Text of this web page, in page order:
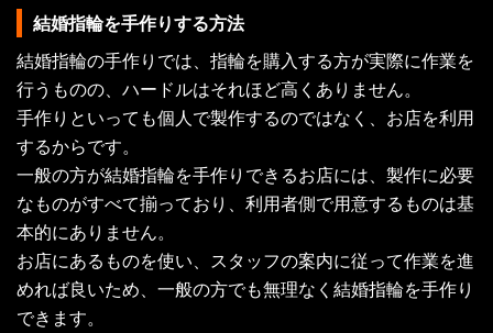
結婚指輪を手作りする方法
結婚指輪の手作りでは、指輪を購入する方が実際に作業を
行うものの、ハードルはそれほど高くありません。
手作りといっても個人で製作するのではなく、お店を利用
するからです。
一般の方が結婚指輪を手作りできるお店には、製作に必要
なものがすべて揃っており、利用者側で用意するものは基
本的にありません。
お店にあるものを使い、スタッフの案内に従って作業を進
めれば良いため、一般の方でも無理なく結婚指輪を手作り
できます。